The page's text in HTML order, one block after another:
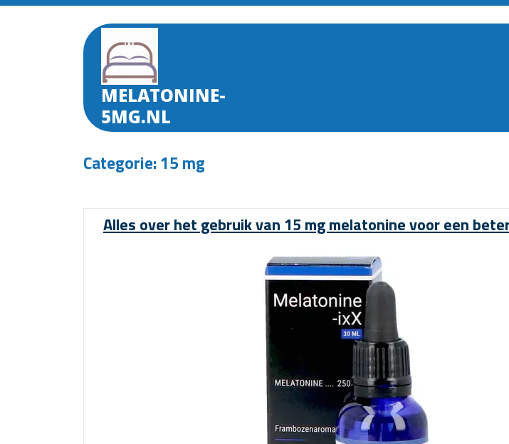
Skip
MELATONINE-
5MG.NL
Categorie:15 mg
Alles over het gebruik van 15 mg melatonine voor een